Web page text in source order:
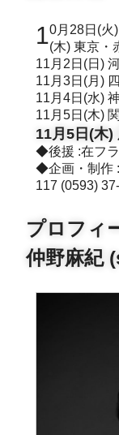
10月28日(火) 福岡 九州キリスト教会館 10月30日(木) 東京・
11月2日(日)
11月3日(月)
11月4日(水)
11月5日(木)
11月5日(木)
◆後援 :在フ
◆企画・制作
117 (0593)
プロフィ
仲野麻紀